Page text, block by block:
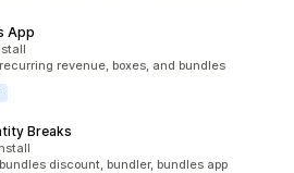
App
revenue, boxes, and bundles
Breaks
discount, bundler, bundles app